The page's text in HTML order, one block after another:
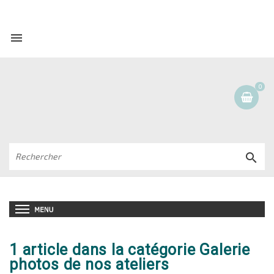

0

1 article dans la catégorie Galerie
photos de nos ateliers